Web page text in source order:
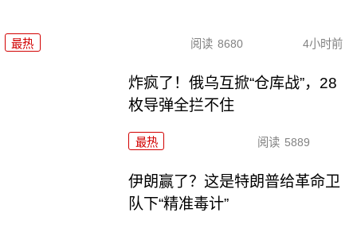
最热 阅读 8680 4小时前
炸疯了！俄乌互掀“仓库战”，28
枚导弹全拦不住
最热 阅读 5889
伊朗赢了？这是特朗普给革命卫
队下“精准毒计”